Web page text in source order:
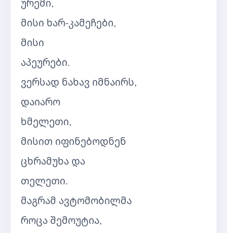
ურემი,
მისი ხარ-კამეჩები,
მისი
აპეურები.
ვერსად ნახავ იმნაირს,
დაიარო
ხმელეთი,
მისით იფინებოდნენ
ცხრამუხა და
თელეთი.
მაგრამ ავტომობილმა
როცა შემოუტია,